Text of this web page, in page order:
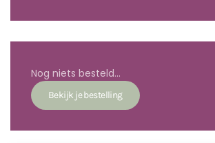
Nog niets besteld...